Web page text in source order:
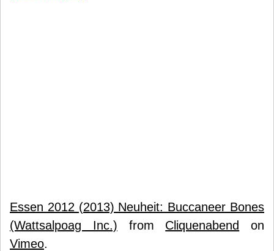
Essen 2012 (2013) Neuheit: Buccaneer Bones
(Wattsalpoag Inc.) from Cliquenabend
on
Vimeo.